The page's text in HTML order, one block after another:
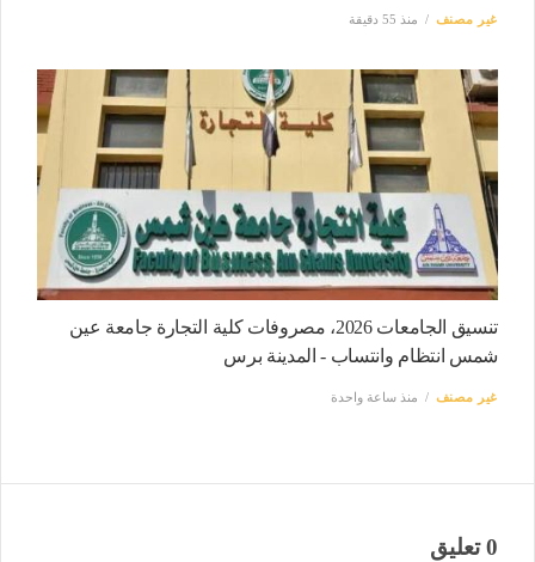
غير مصنف منذ 55 دقيقة
تنسيق الجامعات 2026، مصروفات كلية التجارة جامعة عين
شمس انتظام وانتساب - المدينة برس
غير مصنف منذ ساعة واحدة
0 تعليق